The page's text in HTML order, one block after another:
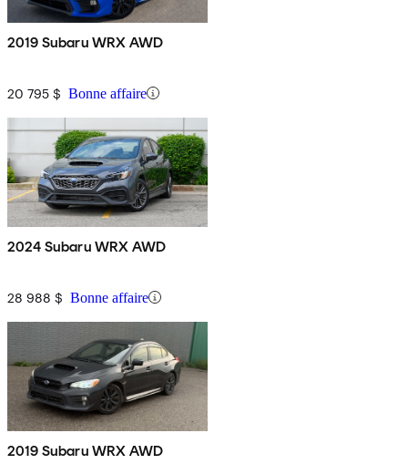
2019 Subaru WRX AWD
20 795 $ Bonne affaire
2024 Subaru WRX AWD
28 988 $ Bonne affaire
2019 Subaru WRX AWD